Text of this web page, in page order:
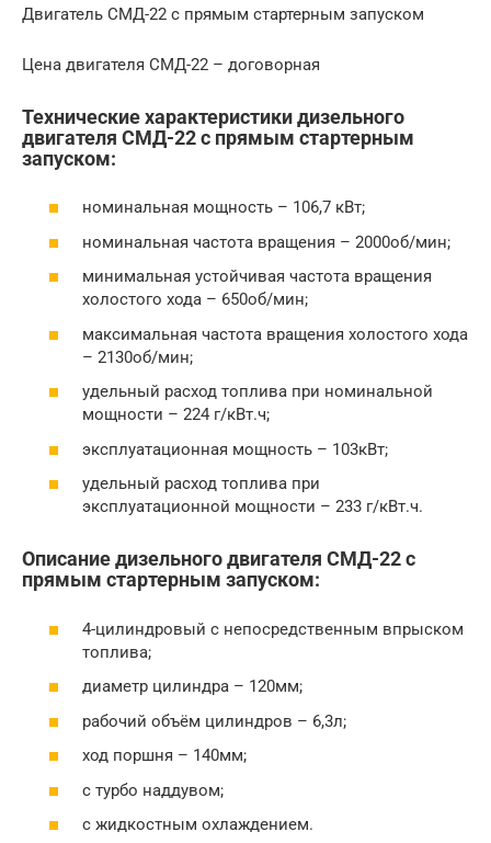
Двигатель СМД-22 с прямым стартерным запуском
Цена двигателя СМД-22 – договорная
Технические характеристики дизельного
двигателя СМД-22 с прямым стартерным
запуском:
номинальная мощность – 106,7 кВт;
номинальная частота вращения – 2000об/мин;
минимальная устойчивая частота вращения
холостого хода – 650об/мин;
максимальная частота вращения холостого хода
– 2130об/мин;
удельный расход топлива при номинальной
мощности – 224 г/кВт.ч;
эксплуатационная мощность – 103кВт;
удельный расход топлива при
эксплуатационной мощности – 233 г/кВт.ч.
Описание дизельного двигателя СМД-22 с
прямым стартерным запуском:
4-цилиндровый с непосредственным впрыском
топлива;
диаметр цилиндра – 120мм;
рабочий объëм цилиндров – 6,3л;
ход поршня – 140мм;
с турбо наддувом;
с жидкостным охлаждением.